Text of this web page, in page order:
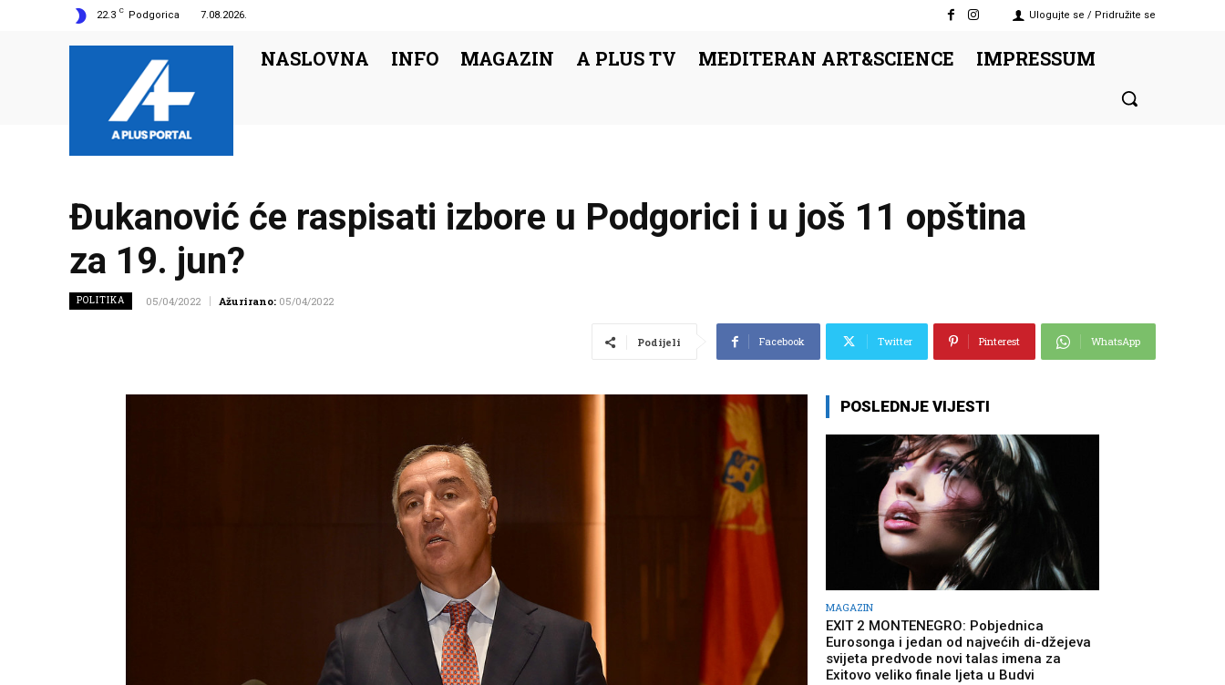
22.3 C Podgorica 7.08.2026. Ulogujte se / Pridružite se
NASLOVNA INFO MAGAZIN A PLUS TV MEDITERAN ART&SCIENCE IMPRESSUM
Đukanović će raspisati izbore u Podgorici i u još 11 opština
za 19. jun?
POLITIKA 05/04/2022 Ažurirano: 05/04/2022
Podijeli Facebook Twitter Pinterest WhatsApp
POSLEDNJE VIJESTI
MAGAZIN
EXIT 2 MONTENEGRO: Pobjednica
Eurosonga i jedan od najvećih di-džejeva
svijeta predvode novi talas imena za
Exitovo veliko finale ljeta u Budvi